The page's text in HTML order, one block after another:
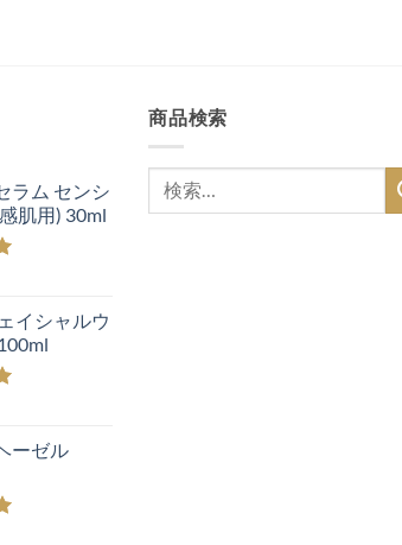
ラム センシ
肌用) 30ml
イシャルウ
ーゼル
商品検索